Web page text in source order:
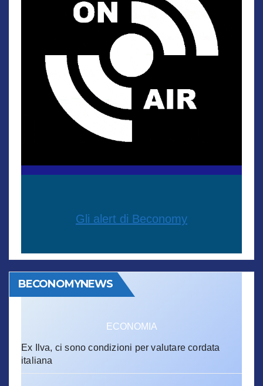
Gli alert di Beconomy
BECONOMYNEWS
ECONOMIA
Ex Ilva, ci sono condizioni per valutare cordata
italiana